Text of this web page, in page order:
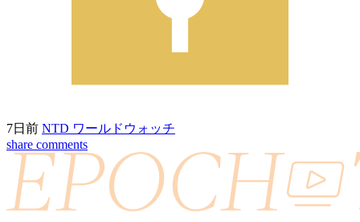
7日前 NTD ワールドウォッチ
share comments